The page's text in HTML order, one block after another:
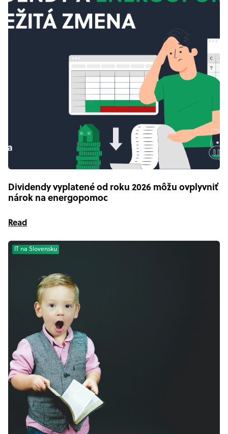
Dividendy vyplatené od roku 2026 môžu ovplyvniť
nárok na energopomoc
Read
IT na Slovensku